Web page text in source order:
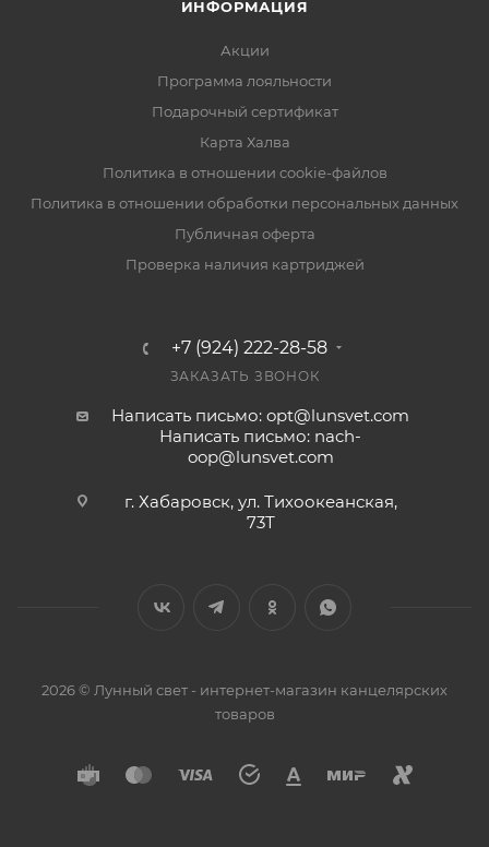
ИНФОРМАЦИЯ
Акции
Программа лояльности
Подарочный сертификат
Карта Халва
Политика в отношении cookie-файлов
Политика в отношении обработки персональных данных
Публичная оферта
Проверка наличия картриджей
+7 (924) 222-28-58
ЗАКАЗАТЬ ЗВОНОК
Написать письмо: opt@lunsvet.com
Написать письмо: nach-
oop@lunsvet.com
г. Хабаровск, ул. Тихоокеанская,
73Т
2026 © Лунный свет - интернет-магазин канцелярских
товаров